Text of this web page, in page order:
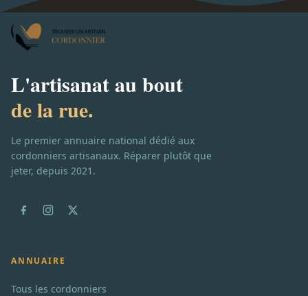
L'artisanat au bout
de la rue.
Le premier annuaire national dédié aux
cordonniers artisanaux. Réparer plutôt que
jeter, depuis 2021.
ANNUAIRE
Tous les cordonniers